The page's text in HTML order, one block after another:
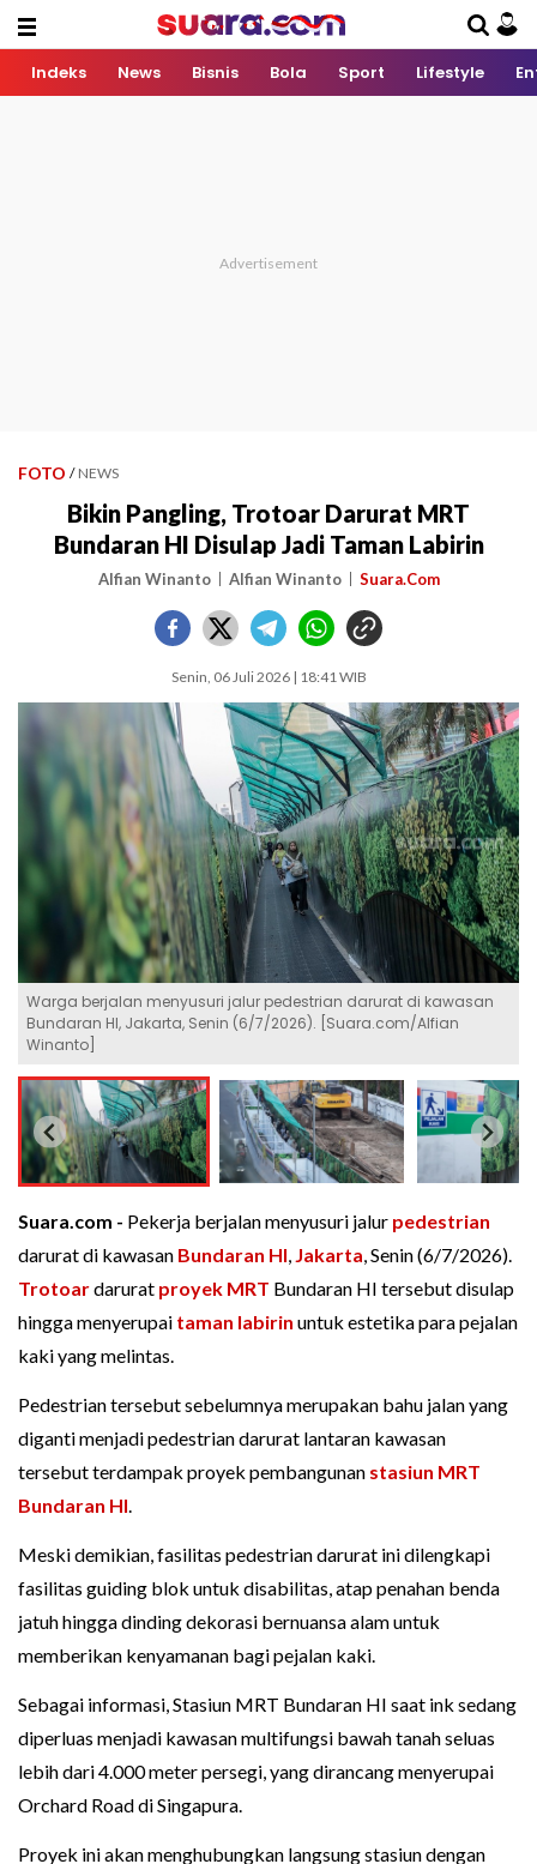
Indeks News Bisnis Bola Sport Lifestyle
FOTO / NEWS
Bikin Pangling, Trotoar Darurat MRT
Bundaran HI Disulap Jadi Taman Labirin
Alfian Winanto Alfian Winanto Suara.Com
Senin, 06 Juli 2026 | 18:41 WIB
Warga berjalan menyusuri jalur pedestrian darurat di kawasan
Bundaran HI, Jakarta, Senin (6/7/2026). [Suara.com/Alfian
Winanto]
Suara.com - Pekerja berjalan menyusuri jalur pedestrian
darurat di kawasan Bundaran HI, Jakarta, Senin (6/7/2026).
Trotoardarurat proyek MRT Bundaran HI tersebut disulap
hingga menyerupai taman labirin untuk estetika para pejalan
kaki yang melintas.
Pedestrian tersebut sebelumnya merupakan bahu jalan yang
diganti menjadi pedestrian darurat lantaran kawasan
tersebut terdampak proyek pembangunan stasiun MRT
Bundaran HI.
Meski demikian, fasilitas pedestrian darurat ini dilengkapi
fasilitas guiding blok untuk disabilitas, atap penahan benda
jatuh hingga dinding dekorasi bernuansa alam untuk
memberikan kenyamanan bagi pejalan kaki.
Sebagai informasi, Stasiun MRT Bundaran HI saat ink sedang
diperluas menjadi kawasan multifungsi bawah tanah seluas
lebih dari 4.000 meter persegi, yang dirancang menyerupai
Orchard Road di Singapura.
Proyek ini akan menghubungkan langsung stasiun dengan